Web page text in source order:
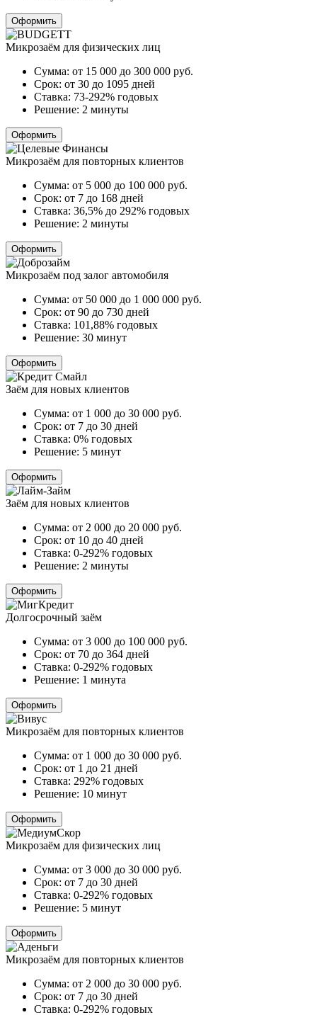
Оформить
Микрозаём для физических лиц
Сумма: от 15 000 до 300 000 руб.
Срок: от 30 до 1095 дней
Ставка: 73-292% годовых
Решение: 2 минуты
Оформить
Микрозаём для повторных клиентов
Сумма: от 5 000 до 100 000 руб.
Срок: от 7 до 168 дней
Ставка: 36,5% до 292% годовых
Решение: 2 минуты
Оформить
Микрозаём под залог автомобиля
Сумма: от 50 000 до 1 000 000 руб.
Срок: от 90 до 730 дней
Ставка: 101,88% годовых
Решение: 30 минут
Оформить
Заём для новых клиентов
Сумма: от 1 000 до 30 000 руб.
Срок: от 7 до 30 дней
Ставка: 0% годовых
Решение: 5 минут
Оформить
Заём для новых клиентов
Сумма: от 2 000 до 20 000 руб.
Срок: от 10 до 40 дней
Ставка: 0-292% годовых
Решение: 2 минуты
Оформить
Долгосрочный заём
Сумма: от 3 000 до 100 000 руб.
Срок: от 70 до 364 дней
Ставка: 0-292% годовых
Решение: 1 минута
Оформить
Микрозаём для повторных клиентов
Сумма: от 1 000 до 30 000 руб.
Срок: от 1 до 21 дней
Ставка: 292% годовых
Решение: 10 минут
Оформить
Микрозаём для физических лиц
Сумма: от 3 000 до 30 000 руб.
Срок: от 7 до 30 дней
Ставка: 0-292% годовых
Решение: 5 минут
Оформить
Микрозаём для повторных клиентов
Сумма: от 2 000 до 30 000 руб.
Срок: от 7 до 30 дней
Ставка: 0-292% годовых